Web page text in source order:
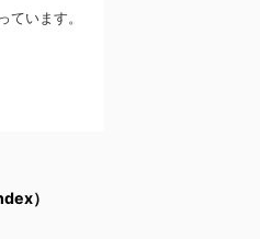
ています。
）